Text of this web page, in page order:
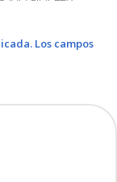
Los campos